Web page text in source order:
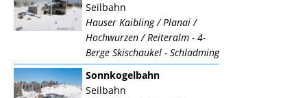
Seilbahn
Hauser Kaibling / Planai /
Hochwurzen / Reiteralm - 4-
Berge Skischaukel - Schladming
Sonnkogelbahn
Seilbahn